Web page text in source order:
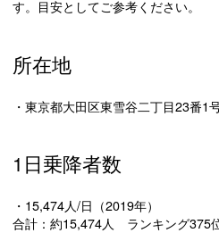
す。目安としてご参考ください。
所在地
・東京都大田区東雪谷二丁目23番1
1日乗降者数
・15,474人/日（2019年）
合計：約15,474人 ランキング375